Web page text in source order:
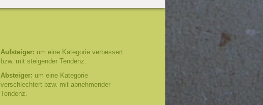
Aufsteiger: um eine Kategorie verbessert
bzw. mit steigender Tendenz.
Absteiger: um eine Kategorie
verschlechtert bzw. mit abnehmender
Tendenz.